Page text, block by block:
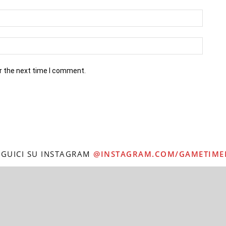
the next time I comment.
SU INSTAGRAM @INSTAGRAM.COM/